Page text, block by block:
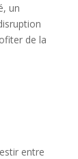
un
de la
entre